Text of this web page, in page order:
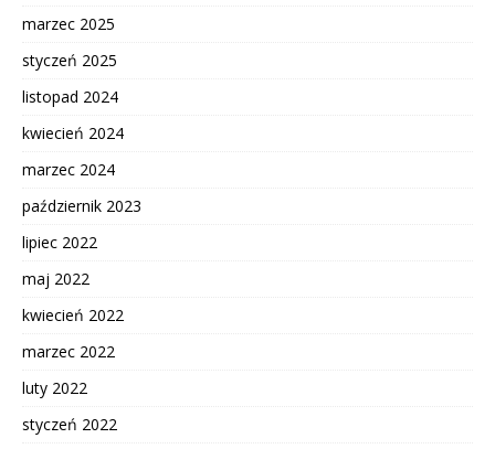
marzec 2025
styczeń 2025
listopad 2024
kwiecień 2024
marzec 2024
październik 2023
lipiec 2022
maj 2022
kwiecień 2022
marzec 2022
luty 2022
styczeń 2022